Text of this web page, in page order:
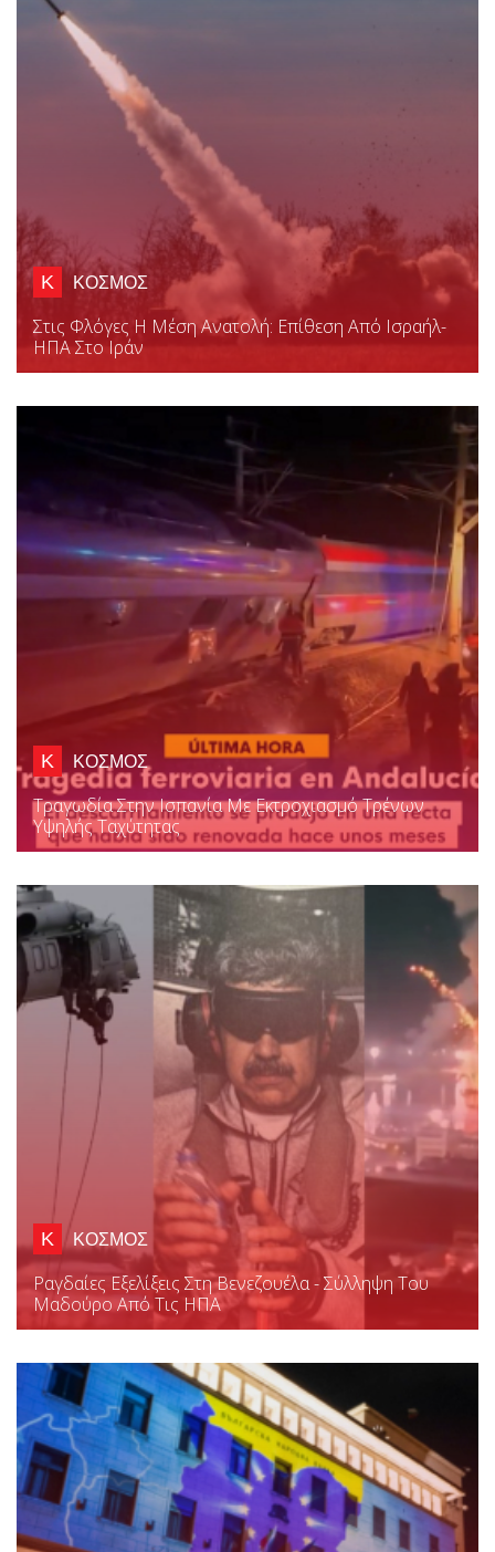
Κ ΚΟΣΜΟΣ
Στις Φλόγες Η Μέση Ανατολή: Επίθεση Από Ισραήλ-
ΗΠΑ Στο Ιράν
Κ ΚΟΣΜΟΣ
Τραγωδία Στην Ισπανία Με Εκτροχιασμό Τρένων
Υψηλής Ταχύτητας
Κ ΚΟΣΜΟΣ
Ραγδαίες Εξελίξεις Στη Βενεζουέλα - Σύλληψη Του
Μαδούρο Από Τις ΗΠΑ